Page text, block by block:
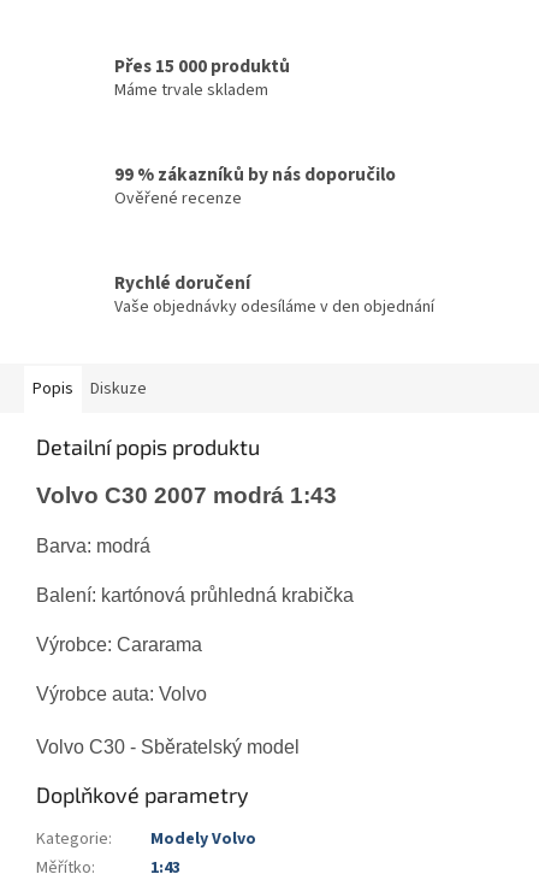
Přes 15 000 produktů
Máme trvale skladem
99 % zákazníků by nás doporučilo
Ověřené recenze
Rychlé doručení
Vaše objednávky odesíláme v den objednání
Popis Diskuze
Detailní popis produktu
Volvo C30 2007 modrá 1:43
Barva: modrá
Balení: kartónová průhledná krabička
Výrobce: Cararama
Výrobce auta: Volvo
Volvo C30 - Sběratelský model
Doplňkové parametry
Kategorie:
Modely Volvo
Měřítko:
1:43